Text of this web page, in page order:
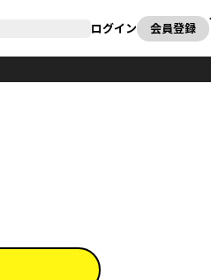
ログイン 会員登録
カート